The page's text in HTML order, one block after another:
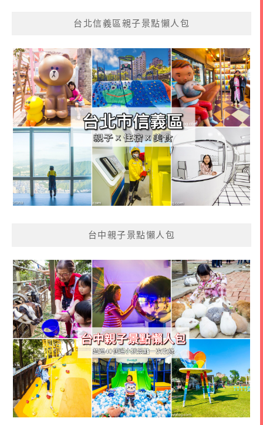
台北信義區親子景點懶人包
台中親子景點懶人包